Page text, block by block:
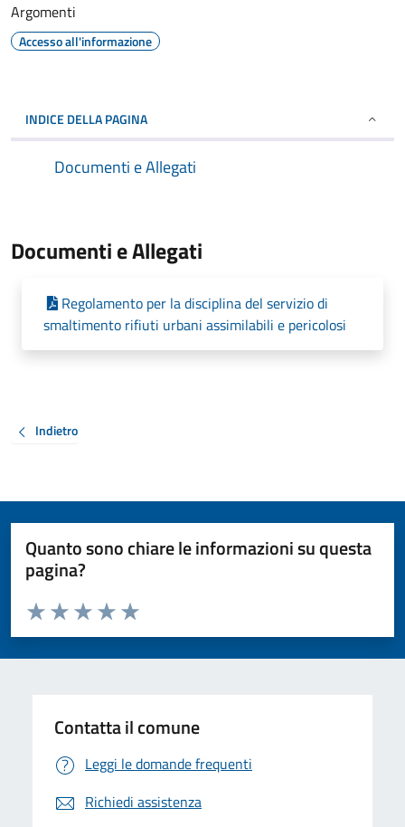
Argomenti
Accesso all'informazione
INDICE DELLA PAGINA
Documenti e Allegati
Documenti e Allegati
Regolamento per la disciplina del servizio di
smaltimento rifiuti urbani assimilabili e pericolosi
Indietro
Quanto sono chiare le informazioni su questa
pagina?
Valuta da 1 a 5 stelle la pagina
Valuta 5 stelle su 5
Valuta 4 stelle su 5
Valuta 3 stelle su 5
Valuta 2 stelle su 5
Valuta 1 stelle su 5
Contatta il comune
Leggi le domande frequenti
Richiedi assistenza